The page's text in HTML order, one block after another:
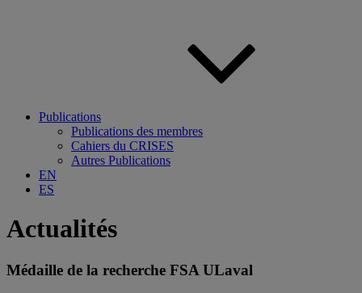
Publications
Publications des membres
Cahiers du CRISES
Autres Publications
EN
ES
Actualités
Médaille de la recherche FSA ULaval